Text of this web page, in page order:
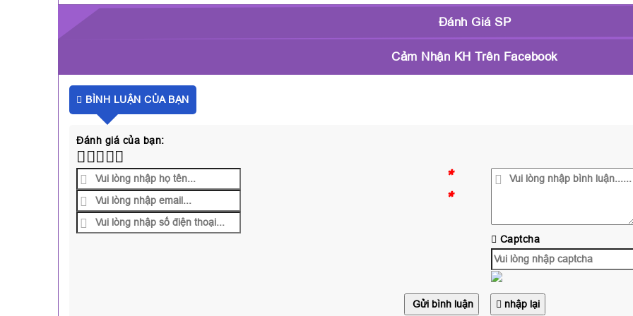
Đánh Giá SP
Cảm Nhận KH Trên Facebook
BÌNH LUẬN CỦA BẠN
Đánh giá của bạn:
*
*
Captcha
Gửi bình luận nhập lại